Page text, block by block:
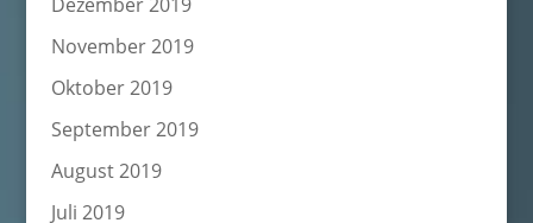
November 2019
Oktober 2019
September 2019
August 2019
Juli 2019